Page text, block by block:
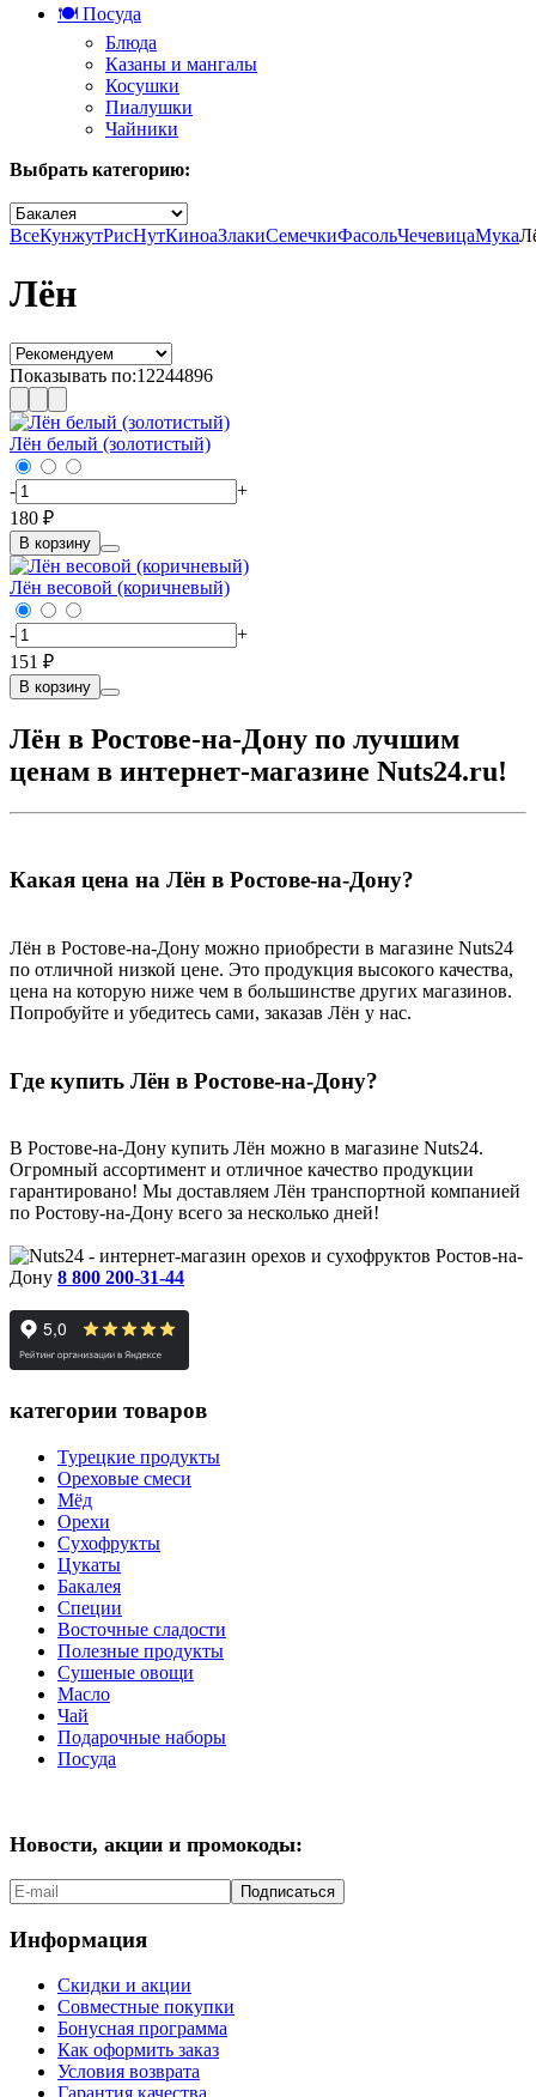
🍽️ Посуда
Блюда
Казаны и мангалы
Косушки
Пиалушки
Чайники
Выбрать категорию:
ВсеКунжутРисНутКиноаЗлакиСемечкиФасольЧечевицаМука
Лён
Показывать по:12244896
Лён белый (золотистый)
-
+
180 ₽
В корзину
Лён весовой (коричневый)
-
+
151 ₽
В корзину
Лён в Ростове-на-Дону по лучшим
ценам в интернет-магазине Nuts24.ru!
Какая цена на Лён в Ростове-на-Дону?
Лён в Ростове-на-Дону можно приобрести в магазине Nuts24
по отличной низкой цене. Это продукция высокого качества,
цена на которую ниже чем в большинстве других магазинов.
Попробуйте и убедитесь сами, заказав Лён у нас.
Где купить Лён в Ростове-на-Дону?
В Ростове-на-Дону купить Лён можно в магазине Nuts24.
Огромный ассортимент и отличное качество продукции
гарантировано! Мы доставляем Лён транспортной компанией
по Ростову-на-Дону всего за несколько дней!
Ростов-на-
Дону 8 800 200-31-44
категории товаров
Турецкие продукты
Ореховые смеси
Мёд
Орехи
Сухофрукты
Цукаты
Бакалея
Специи
Восточные сладости
Полезные продукты
Сушеные овощи
Масло
Чай
Подарочные наборы
Посуда
Новости, акции и промокоды:
Подписаться
Информация
Скидки и акции
Совместные покупки
Бонусная программа
Как оформить заказ
Условия возврата